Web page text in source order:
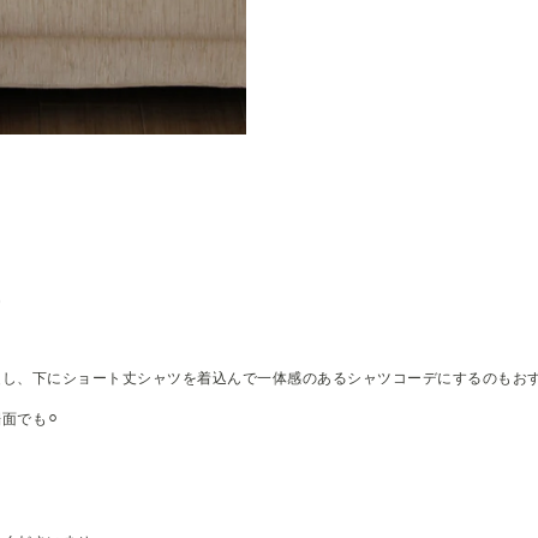
下にショート丈シャツを着込んで一体感のあるシャツコーデにするのもお
でも⚪︎